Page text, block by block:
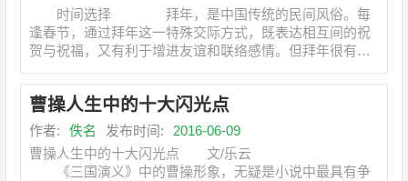
时间选择 拜年，是中国传统的民间风俗。每
逢春节，通过拜年这一特殊交际方式，既表达相互间的祝
贺与祝福，又有利于增进友谊和联络感情。但拜年很有讲
曹操人生中的十大闪光点
作者: 佚名 发布时间:
2016-06-09
曹操人生中的十大闪光点 文/乐云
《三国演义》中的曹操形象，无疑是小说中最具有争